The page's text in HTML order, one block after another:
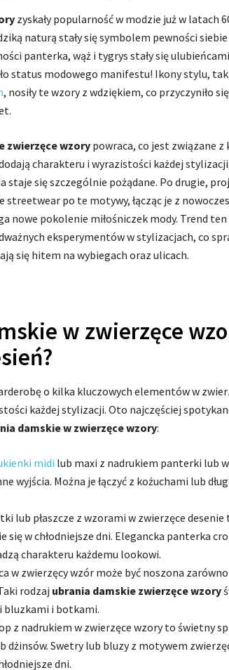
zyskały popularność w modzie już w latach
naturą stały się symbolem pewności siebie
panterka, wąż i tygrys stały się ulubieńcami
status modowego manifestu! Ikony stylu,
, nosiły te wzory z wdziękiem, co przyczyniło
zwierzęce wzory powraca, co jest związane z
charakteru i wyrazistości każdej
się szczególnie pożądane. Po drugie,
streetwear po te motywy, łącząc je z
nowe pokolenie miłośniczek mody. Trend ten
eksperymentów w stylizacjach, co
się hitem na wybiegach oraz ulicach.
w zwierzęce
o kilka kluczowych elementów w
każdej stylizacji. Oto najczęściej
damskie w zwierzęce wzory:
midi lub maxi z nadrukiem panterki lub
wyjścia. Można je łączyć z kożuchami lub
lub płaszcze z wzorami w zwierzęce desenie
się w chłodniejsze dni. Elegancka panterka
charakteru każdemu lookowi.
w zwierzęcy wzór może być noszona
rodzaj ubrania damskie zwierzęce wzory
bluzkami i botkami.
z nadrukiem w zwierzęce wzory to świetny
dżinsów. Swetry lub bluzy z motywem
dni.